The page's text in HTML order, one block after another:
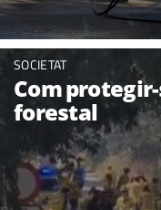
SOCIETAT
Com
forestal